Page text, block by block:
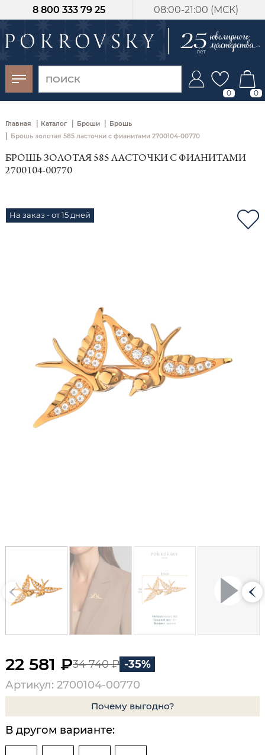
08:00-21:00 (МСК)
8 800 333 79 25
0 0
Главная | Каталог | Броши | Брошь
| Брошь золотая 585 ласточки с фианитами 2700104-00770
БРОШЬ ЗОЛОТАЯ 585 ЛАСТОЧКИ С ФИАНИТАМИ
2700104-00770
На заказ - от 15 дней
22 581 ₽34 740 ₽ -35%
Артикул: 2700104-00770
Почему выгодно?
В другом варианте:
-30%
от 15 дней с
момента оплаты